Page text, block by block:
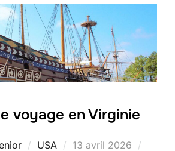
voyage en Virginie
USA Publié
13 avril 2026